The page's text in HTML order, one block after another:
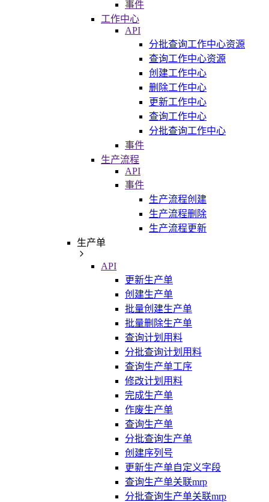
事件
工作中心
API
分批查询工作中心资源
查询工作中心资源
创建工作中心
删除工作中心
更新工作中心
查询工作中心
分批查询工作中心
事件
生产流程
API
事件
生产流程创建
生产流程删除
生产流程更新
生产单
API
更新生产单
创建生产单
批量创建生产单
批量删除生产单
查询计划用料
分批查询计划用料
查询生产单工序
修改计划用料
完成生产单
作废生产单
查询生产单
分批查询生产单
创建序列号
更新生产单自定义字段
查询生产单关联mrp
分批查询生产单关联mrp